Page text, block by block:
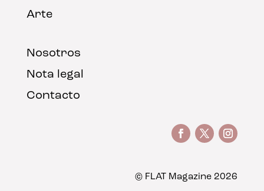
Arte
Nosotros
Nota legal
Contacto
© FLAT Magazine 2026